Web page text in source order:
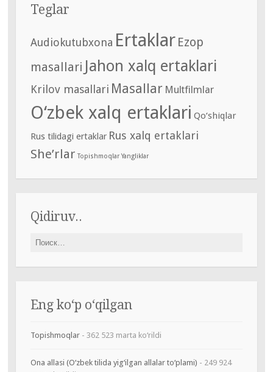
Teglar
Audiokutubxona Ertaklar Ezop
masallari Jahon xalq ertaklari
Krilov masallari Masallar Multfilmlar
O‘zbek xalq ertaklari Qo‘shiqlar
Rus tilidagi ertaklar Rus xalq ertaklari
She’rlar Topishmoqlar Yangliklar
Qidiruv..
Найти:
Eng ko‘p o‘qilgan
Topishmoqlar- 362 523 marta ko‘rildi
Ona allasi (O‘zbek tilida yig‘ilgan allalar to‘plami) - 249 924